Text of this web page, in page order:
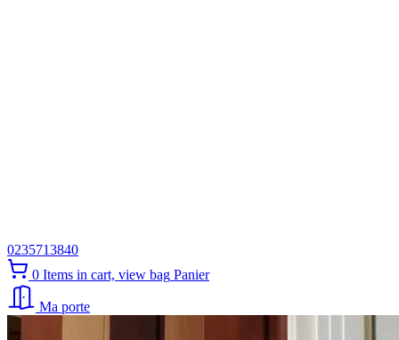
0235713840
0 Items in cart, view bag Panier
Ma porte